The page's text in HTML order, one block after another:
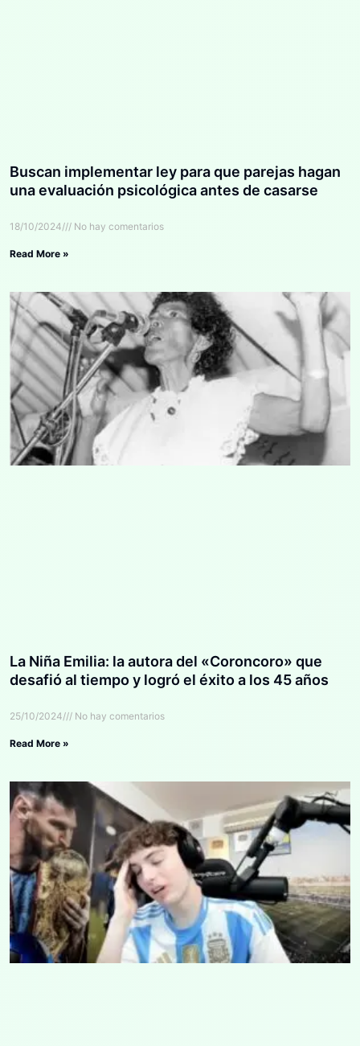
Buscan implementar ley para que parejas hagan
una evaluación psicológica antes de casarse
18/10/2024 No hay comentarios
Read More »
La Niña Emilia: la autora del «Coroncoro» que
desafió al tiempo y logró el éxito a los 45 años
25/10/2024 No hay comentarios
Read More »